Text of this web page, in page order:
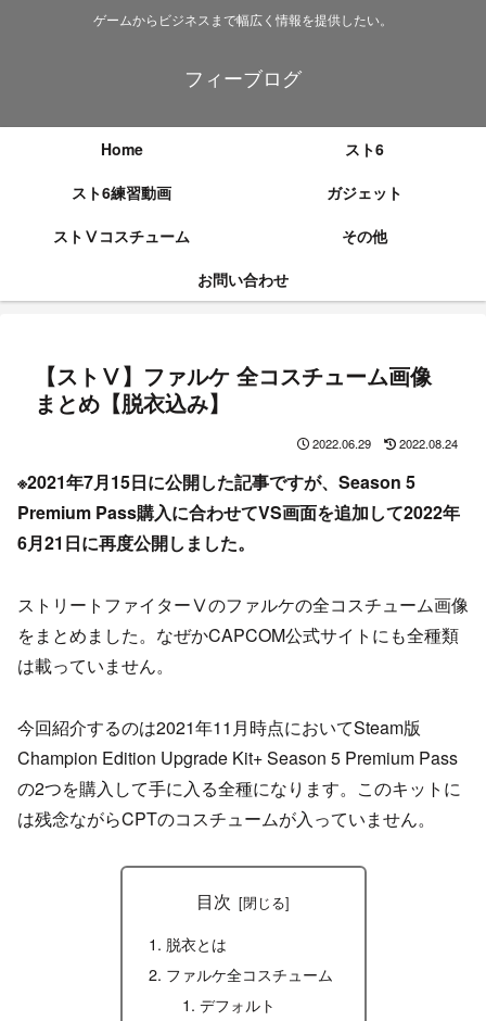
ゲームからビジネスまで幅広く情報を提供したい。
フィーブログ
Home
スト6
スト6練習動画
ガジェット
ストⅤコスチューム
その他
お問い合わせ
【ストⅤ】ファルケ 全コスチューム画像
まとめ【脱衣込み】
2022.06.29 2022.08.24
※2021年7月15日に公開した記事ですが、Season 5
Premium Pass購入に合わせてVS画面を追加して2022年
6月21日に再度公開しました。
ストリートファイターⅤのファルケの全コスチューム画像
をまとめました。なぜかCAPCOM公式サイトにも全種類
は載っていません。
今回紹介するのは2021年11月時点においてSteam版
Champion Edition Upgrade Kit+ Season 5 Premium Pass
の2つを購入して手に入る全種になります。このキットに
は残念ながらCPTのコスチュームが入っていません。
目次
脱衣とは
ファルケ全コスチューム
デフォルト